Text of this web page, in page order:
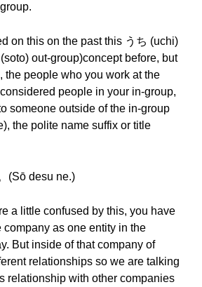
on this on the past this うち (uchi)
out-group)concept before, but
the people who you work at the
people in your in-group,
someone outside of the in-group
the polite name suffix or title
(Sō desu ne.)
a little confused by this, you have
company as one entity in the
But inside of that company of
relationships so we are talking
relationship with other companies